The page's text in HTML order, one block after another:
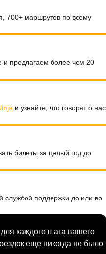
700+ маршрутов по всему
предлагаем более чем 20
и узнайте, что говорят о нас
билеты за целый год до
поддержки до или во
каждого шага вашего
еще никогда не было